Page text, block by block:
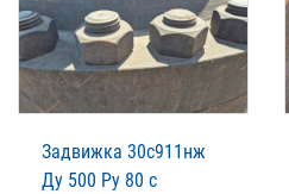
Задвижка 30с911нж
Ду 500 Ру 80 с